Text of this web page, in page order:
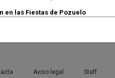
en las Fiestas de Pozuelo
Aviso legal Staff